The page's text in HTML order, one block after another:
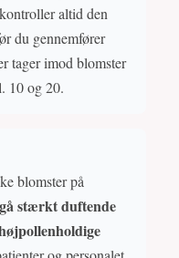
altid den
du gennemfører
tager imod blomster
10 og 20.
blomster på
stærkt duftende